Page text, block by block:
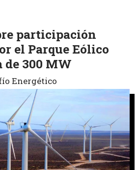
participación
el Parque Eólico
de 300 MW
Energético